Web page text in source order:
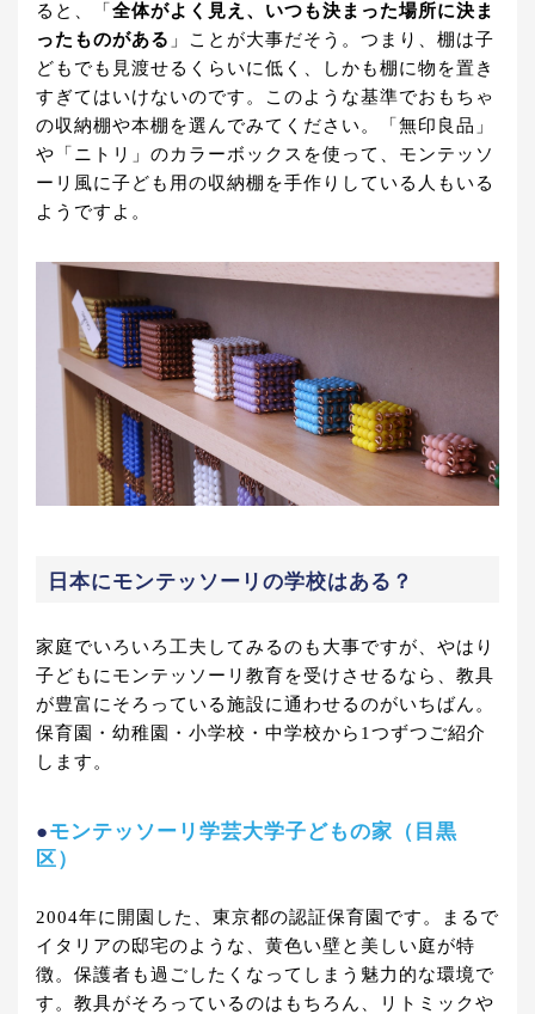
ると、「 全体がよく見え、いつも決まった場所に決ま
ったものがある 」ことが大事だそう。つまり、棚は子
どもでも見渡せるくらいに低く、しかも棚に物を置き
すぎてはいけないのです。このような基準でおもちゃ
の収納棚や本棚を選んでみてください。「無印良品」
や「ニトリ」のカラーボックスを使って、モンテッソ
ーリ風に子ども用の収納棚を手作りしている人もいる
ようですよ。
日本にモンテッソーリの学校はある？
家庭でいろいろ工夫してみるのも大事ですが、やはり
子どもにモンテッソーリ教育を受けさせるなら、教具
が豊富にそろっている施設に通わせるのがいちばん。
保育園・幼稚園・小学校・中学校から1つずつご紹介
します。
●モンテッソーリ学芸大学子どもの家（目黒
区）
2004年に開園した、東京都の認証保育園です。まるで
イタリアの邸宅のような、黄色い壁と美しい庭が特
徴。保護者も過ごしたくなってしまう魅力的な環境で
す。教具がそろっているのはもちろん、リトミックや